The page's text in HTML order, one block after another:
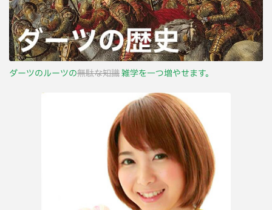
ダーツのルーツの無駄な知識雑学を一つ増やせます。